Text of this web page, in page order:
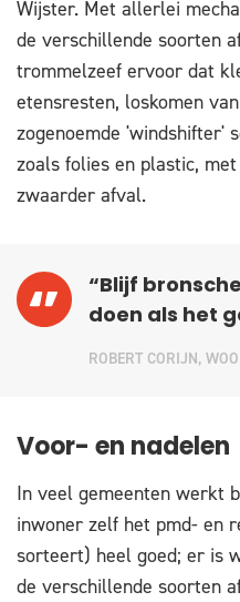
Wijster. Met allerlei
de verschillende soorten
trommelzeef ervoor dat
etensresten, loskomen
zogenoemde 'windshifter'
zoals folies en plastic,
zwaarder afval.
“Blijf
doen als het
ROBERT CORIJN,
Voor- en nadelen
In veel gemeenten werkt
inwoner zelf het pmd- en
sorteert) heel goed; er is
de verschillende soorten